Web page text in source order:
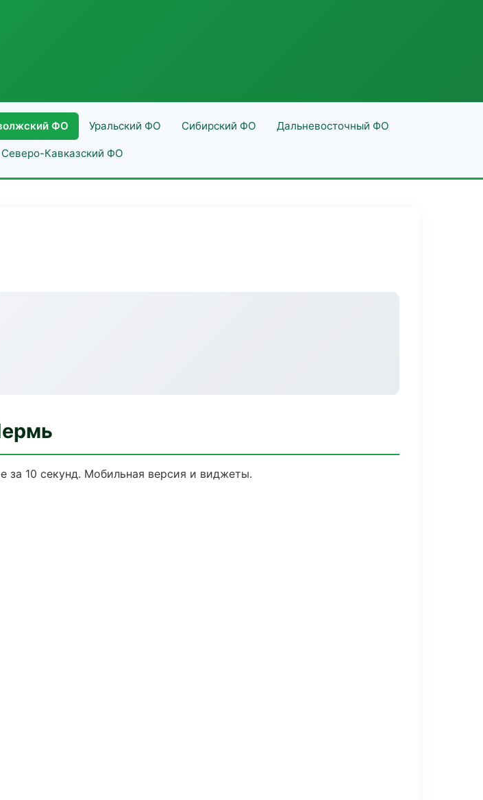
ФО Уральский ФО Сибирский ФО Дальневосточный ФО
Северо-Кавказский ФО
за 10 секунд. Мобильная версия и виджеты.